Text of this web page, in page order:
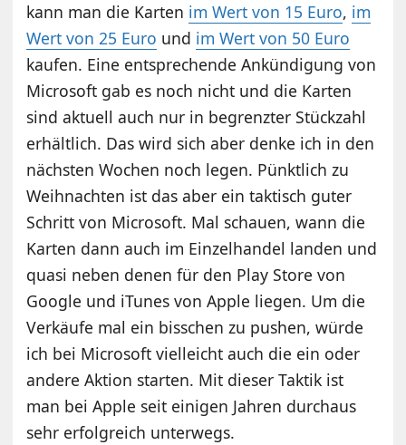
kann man die Karten im Wert von 15 Euro, im
Wert von 25 Euro und im Wert von 50 Euro
kaufen. Eine entsprechende Ankündigung von
Microsoft gab es noch nicht und die Karten
sind aktuell auch nur in begrenzter Stückzahl
erhältlich. Das wird sich aber denke ich in den
nächsten Wochen noch legen. Pünktlich zu
Weihnachten ist das aber ein taktisch guter
Schritt von Microsoft. Mal schauen, wann die
Karten dann auch im Einzelhandel landen und
quasi neben denen für den Play Store von
Google und iTunes von Apple liegen. Um die
Verkäufe mal ein bisschen zu pushen, würde
ich bei Microsoft vielleicht auch die ein oder
andere Aktion starten. Mit dieser Taktik ist
man bei Apple seit einigen Jahren durchaus
sehr erfolgreich unterwegs.